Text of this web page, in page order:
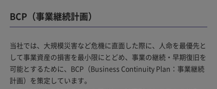
BCP（事業継続計画）
当社では、大規模災害など危機に直面した際に、人命を最優先と
して事業資産の損害を最小限にとどめ、事業の継続・早期復旧を
可能とするために、BCP（Business Continuity Plan：事業継続
計画）を策定しています。